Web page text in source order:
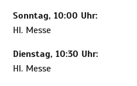
Sonntag, 10:00 Uhr:
Hl. Messe
Dienstag, 10:30 Uhr:
Hl. Messe